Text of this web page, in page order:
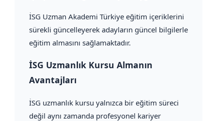
İSG Uzman Akademi Türkiye eğitim içeriklerini
sürekli güncelleyerek adayların güncel bilgilerle
eğitim almasını sağlamaktadır.
İSG Uzmanlık Kursu Almanın
Avantajları
İSG uzmanlık kursu yalnızca bir eğitim süreci
değil aynı zamanda profesyonel kariyer